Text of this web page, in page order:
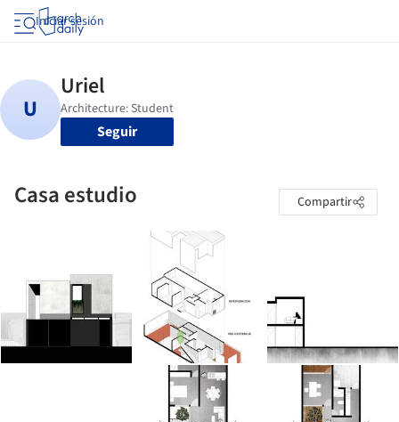
Iniciar sesión
Seguir
Casa estudio Compartir